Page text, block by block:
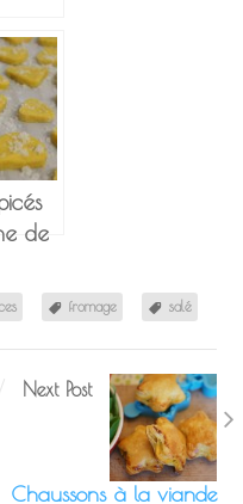
de
fromage salé
Next Post
Chaussons à la viande